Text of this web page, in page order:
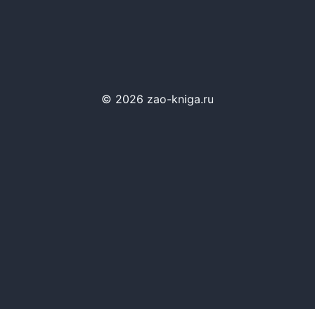
© 2026 zao-kniga.ru